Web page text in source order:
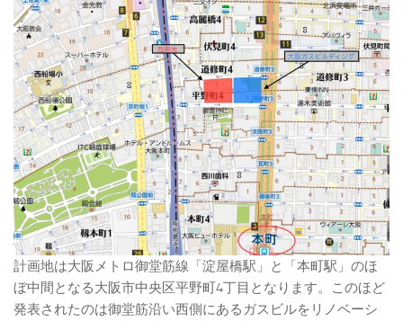
計画地は大阪メトロ御堂筋線「淀屋橋駅」と「本町駅」のほ
ぼ中間となる大阪市中央区平野町4丁目となります。このほど
発表されたのは御堂筋沿い西側にあるガスビルをリノベーシ